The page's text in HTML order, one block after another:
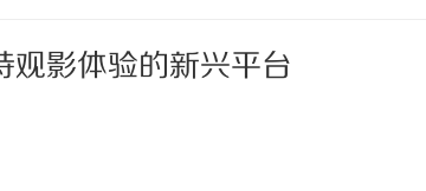
观影体验的新兴平台